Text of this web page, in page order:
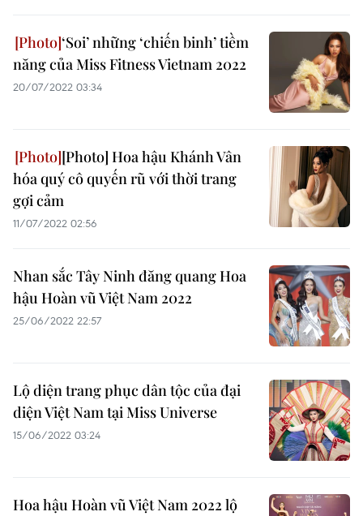
‘Soi’ những ‘chiến binh’ tiềm
năng của Miss Fitness Vietnam 2022
20/07/2022 03:34
[Photo] Hoa hậu Khánh Vân
hóa quý cô quyến rũ với thời trang
gợi cảm
11/07/2022 02:56
Nhan sắc Tây Ninh đăng quang Hoa
hậu Hoàn vũ Việt Nam 2022
25/06/2022 22:57
Lộ diện trang phục dân tộc của đại
diện Việt Nam tại Miss Universe
15/06/2022 03:24
Hoa hậu Hoàn vũ Việt Nam 2022 lộ